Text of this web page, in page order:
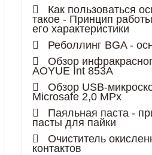
Как пользоваться
такое - Принцип
его характеристики
Реболлинг BGA -
Обзор
AOYUE Int 853A
Обзор USB-
Microsafe 2,0 MPx
Паяльная паста -
пасты для пайки
Очиститель
контактов